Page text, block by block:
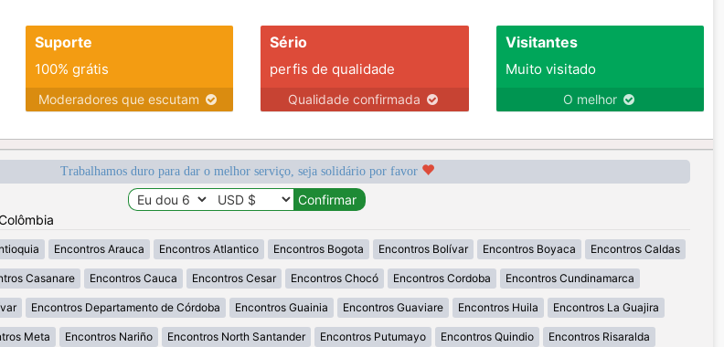
Suporte
100% grátis
Moderadores que escutam
Sério
perfis de qualidade
Qualidade confirmada
Visitantes
Muito visitado
O melhor
Trabalhamos duro para dar o melhor serviço, seja solidário por favor
Encontros Arauca Encontros Atlantico Encontros Bogota Encontros Bolívar Encontros Boyaca Encontros Caldas
Casanare Encontros Cauca Encontros Cesar Encontros Chocó Encontros Cordoba Encontros Cundinamarca
Encontros Departamento de Córdoba Encontros Guainia Encontros Guaviare Encontros Huila Encontros La Guajira
Meta Encontros Nariño Encontros North Santander Encontros Putumayo Encontros Quindio Encontros Risaralda